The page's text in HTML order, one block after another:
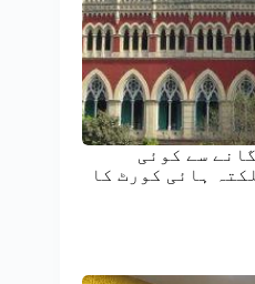
سے کوئی
ہائی کورٹ کا